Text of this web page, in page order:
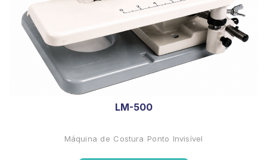
LM-500
Máquina de Costura Ponto Invisível